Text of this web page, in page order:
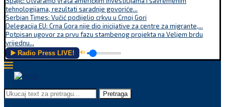
tehnologijama, rezultati saradnje govoriće...
Serbian Times: Vučić podijelio crkvu u Crnoj Gori
Delegacija EU: Crna Gora nije dio inicijative za centre za migrante,...
Potpisan ugovor za prvu fazu stambenog projekta na Veljem brdu
vrijednu...
▶️ Radio Press LIVE! 🔊
Pretraga